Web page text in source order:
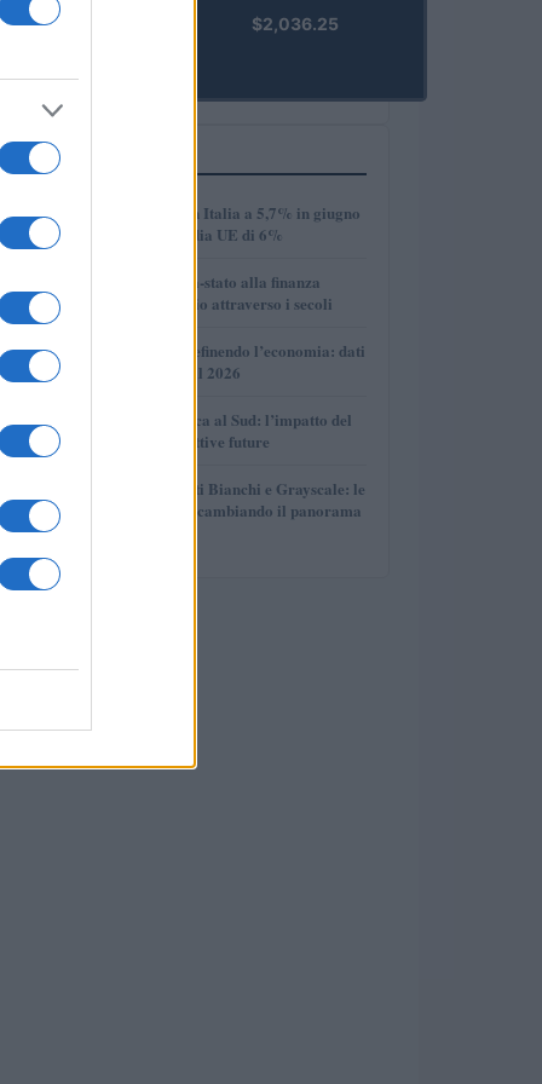
PRIME)
$2,036.25
PIÙ LETTI
1
Disoccupazione in Italia a 5,7% in giugno
2026, sotto la media UE di 6%
2
Dalle antiche città-stato alla finanza
globale: un viaggio attraverso i secoli
3
Come l’IA sta ridefinendo l’economia: dati
e prospettive per il 2026
4
Crescita economica al Sud: l’impatto del
PNRR e le prospettive future
5
Volotea, Certificati Bianchi e Grayscale: le
novità che stanno cambiando il panorama